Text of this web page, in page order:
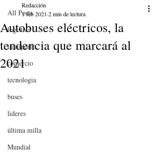
All Posts
logistica
transporte
comercio
tecnologia
buses
lideres
última milla
Mundial
Autobuses eléctricos, la
tendencia que marcará al
2021
Redacción
1 feb 2021 2 min de lectura